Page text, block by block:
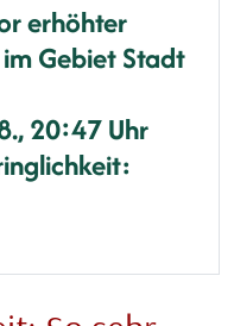
erhöhter
Gebiet Stadt
20:47 Uhr